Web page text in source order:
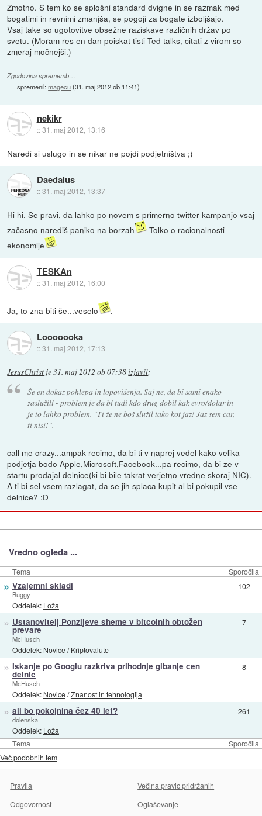
Zmotno. S tem ko se splošni standard dvigne in se razmak med
bogatimi in revnimi zmanjša, se pogoji za bogate izboljšajo.
Vsaj take so ugotovitve obsežne raziskave različnih držav po
svetu. (Moram res en dan poiskat tisti Ted talks, citati z virom so
zmeraj močnejši.)
Zgodovina sprememb…
spremenil:magecu(31. maj 2012 ob 11:41)
nekikr
::31. maj 2012, 13:16
Naredi si uslugo in se nikar ne pojdi podjetništva ;)
Daedalus
::31. maj 2012, 13:37
Hi hi. Se pravi, da lahko po novem s primerno twitter kampanjo vsaj
začasno narediš paniko na borzah
Tolko o racionalnosti
ekonomije
TESKAn
::31. maj 2012, 16:00
Ja, to zna biti še...veselo .
Looooooka
::31. maj 2012, 17:13
JesusChrist je31. maj 2012 ob 07:38izjavil:
Še en dokaz pohlepa in lopovišenja. Saj ne, da bi sami enako
zaslužili - problem je da bi tudi kdo drug dobil kak evro/dolar in
je to lahko problem. "Ti že ne boš služil tako kot jaz! Jaz sem car,
ti nisi!".
call me crazy...ampak recimo, da bi ti v naprej vedel kako velika
podjetja bodo Apple,Microsoft,Facebook...pa recimo, da bi ze v
startu prodajal delnice(ki bi bile takrat verjetno vredne skoraj NIC).
A ti bi sel vsem razlagat, da se jih splaca kupit al bi pokupil vse
delnice? :D
Vredno ogleda ...
Tema Sporočila
Tema Sporočila
» Vzajemni skladi
Buggy
Oddelek: Loža
102
» Ustanovitelj Ponzijeve sheme v bitcoinih obtožen
prevare
McHusch
Oddelek: Novice/Kriptovalute
7
» Iskanje po Googlu razkriva prihodnje gibanje cen
delnic
McHusch
Oddelek: Novice/Znanost in tehnologija
8
» ali bo pokojnina čez 40 let?
dolenska
Oddelek: Loža
261
Več podobnih tem
Pravila
Večina pravic pridržanih
Odgovornost
Oglaševanje